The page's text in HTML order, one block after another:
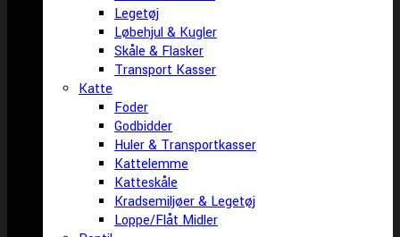
Legetøj
Løbehjul & Kugler
Skåle & Flasker
Transport Kasser
Katte
Foder
Godbidder
Huler & Transportkasser
Kattelemme
Katteskåle
Kradsemiljøer & Legetøj
Loppe/Flåt Midler